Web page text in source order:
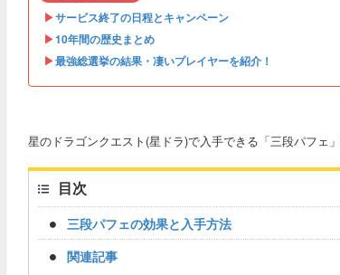
▶︎サービス終了の日程とキャンペーン
▶︎10年間の歴史まとめ
▶︎最強総選挙の結果・凄いプレイヤーを紹介！
星のドラゴンクエスト(星ドラ)で入手できる「三段パフェ
目次
三段パフェの効果と入手方法
関連記事